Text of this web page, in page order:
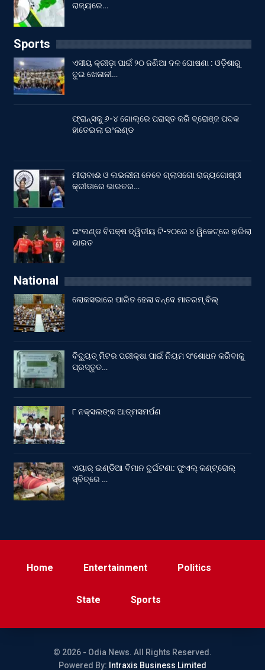
ରାଜ୍ୟରେ…
Sports
ଏସୀୟ କ୍ରୀଡ଼ା ପାଇଁ ୨୦ ଜଣିଆ ଦଳ ଘୋଷଣା : ଓଡ଼ିଶାରୁ
ଦୁଇ ଖେଳାଳୀ…
ଫ୍ରାନ୍ସକୁ ୬-୪ ଗୋଲ୍‌ରେ ପରାସ୍ତ କରି ବ୍ରୋଞ୍ଜ ପଦକ
ହାତେଇଲା ଇଂଲଣ୍ଡ
ମୀରାବାଈ ଓ ଲଭଲୀନା ନେବେ ଗ୍ଲାସଗୋ ରାଜ୍ୟଗୋଷ୍ଠୀ
କ୍ରୀଡାରେ ଭାରତର…
ଇଂଲଣ୍ଡ ବିପକ୍ଷ ଦ୍ୱିତୀୟ ଟି-୨୦ରେ ୪ ୱିକେଟ୍‌ରେ ହାରିଲା
ଭାରତ
National
ଲୋକସଭାରେ ପାରିତ ହେଲା ବନ୍ଦେ ମାତରମ୍‌ ବିଲ୍‌
ବିଦ୍ୟୁତ୍ ମିଟର ପରୀକ୍ଷା ପାଇଁ ନିୟମ ସଂଶୋଧନ କରିବାକୁ
ପ୍ରସ୍ତୁତ…
୮ ନକ୍ସଲଙ୍କ ଆତ୍ମସମର୍ପଣ
ଏୟାର୍ ଇଣ୍ଡିଆ ବିମାନ ଦୁର୍ଘଟଣା: ଫୁଏଲ୍‌ କଣ୍ଟ୍ରୋଲ୍‌
ସ୍ବିଚ୍‌ରେ …
Home Entertainment Politics
State Sports
© 2026 - Odia News. All Rights Reserved.
Powered By: Intraxis Business Limited